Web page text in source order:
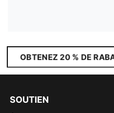
OBTENEZ 20 % DE
SOUTIEN